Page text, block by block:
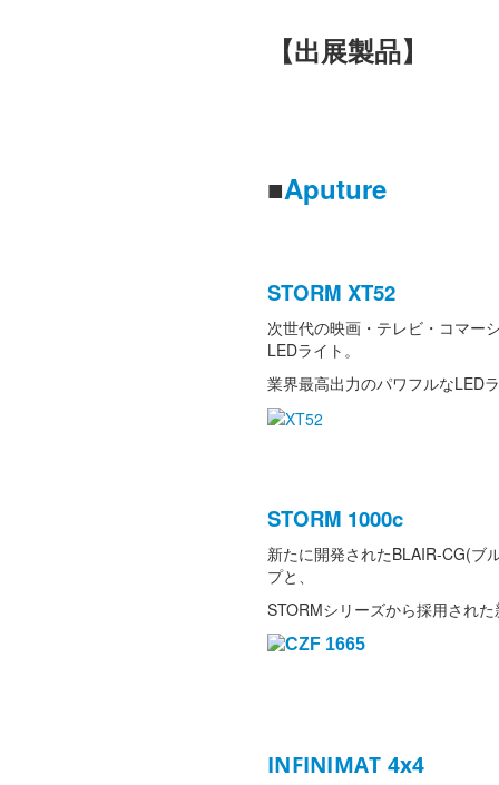
【出展製品】
■Aputure
STORM XT52
次世代の映画・テレビ・コマー
LEDライト。
業界最高出力のパワフルなLED
STORM 1000c
新たに開発されたBLAIR-CG(ブ
プと、
STORMシリーズから採用され
INFINIMAT 4x4